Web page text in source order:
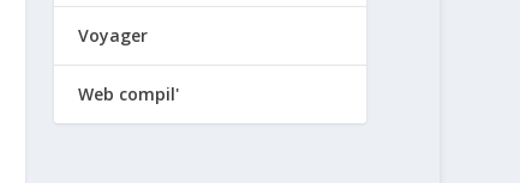
Voyager
Web compil'